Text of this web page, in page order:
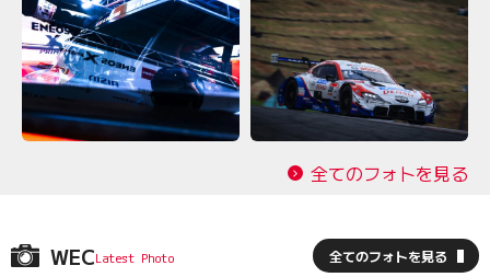
全てのフォトを見る
WEC 全てのフォトを見る